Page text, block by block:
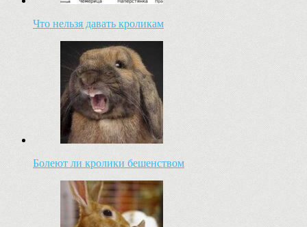
Что нельзя давать кроликам
Болеют ли кролики бешенством